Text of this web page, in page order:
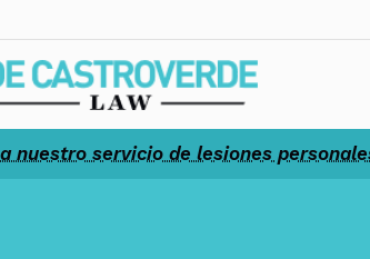
nuestro servicio de lesiones